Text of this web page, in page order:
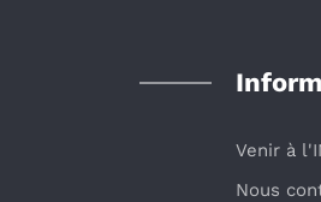
Venir à
Nous